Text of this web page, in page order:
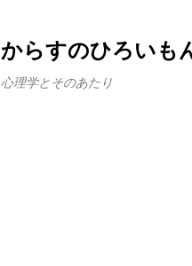
からすのひろいも
心理学とそのあたり